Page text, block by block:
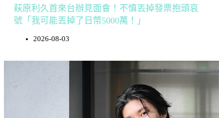
萩原利久首來台辦見面會！不慎丟掉發票抱頭哀
號「我可能丟掉了日幣5000萬！」
2026-08-03